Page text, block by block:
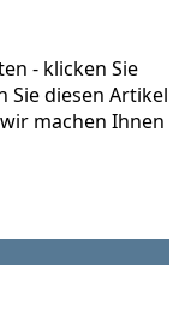
- klicken Sie
Sie diesen Artikel
machen Ihnen